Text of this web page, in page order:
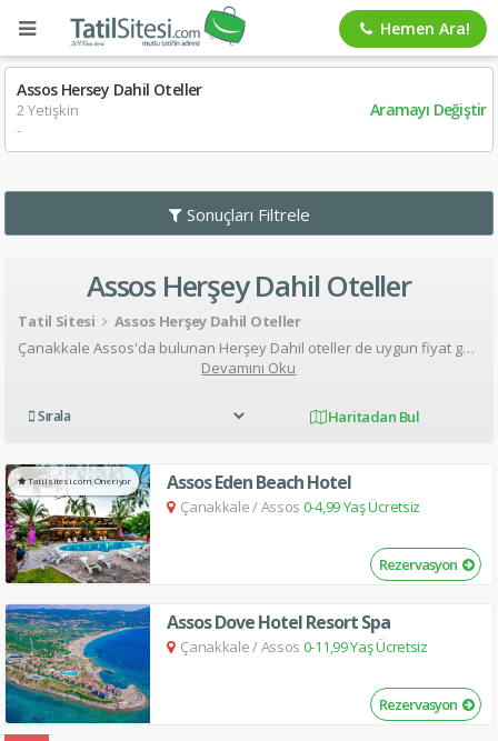
Hemen Ara!
Assos Hersey Dahil Oteller
2 Yetişkin
-
Aramayı Değiştir
Sonuçları Filtrele
Assos Herşey Dahil Oteller
Tatil Sitesi
Assos Herşey Dahil Oteller
Çanakkale Assos'da bulunan Herşey Dahil oteller de uygun fiyat garantisi ile Çanakkale'nin en popüler beldelerinden birisi olan Assos bölgesinde muazzam bir tatil sizi bekliyor.
Devamını Oku
Haritadan Bul
Tatilsitesi.com Öneriyor Assos Eden Beach Hotel
Çanakkale/Assos 0-4,99 Yaş Ücretsiz
Rezervasyon
Assos Dove Hotel Resort Spa
Çanakkale/Assos 0-11,99 Yaş Ücretsiz
Rezervasyon